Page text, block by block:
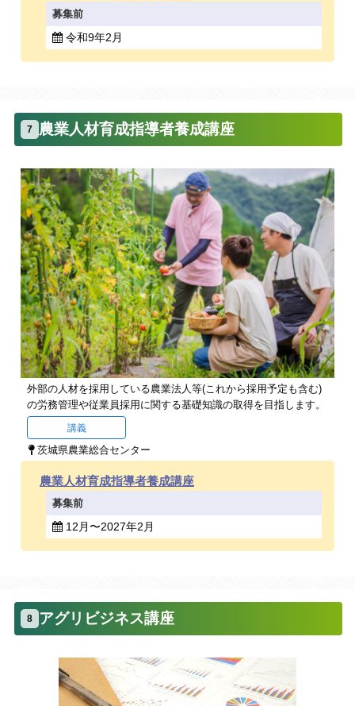
募集前
令和9年2月
7 農業人材育成指導者養成講座
外部の人材を採用している農業法人等(これから採用予定も含む)
の労務管理や従業員採用に関する基礎知識の取得を目指します。
講義
茨城県農業総合センター
農業人材育成指導者養成講座
募集前
12月〜2027年2月
8 アグリビジネス講座